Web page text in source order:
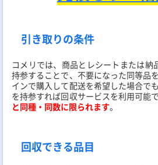
引き取りの条件
コメリでは、商品とレシートまたは納
持参することで、不要になった同等品
インで購入して配送を希望した場合で
を持参すれば回収サービスを利用可能で
と同種・同数に限られます。
回収できる品目